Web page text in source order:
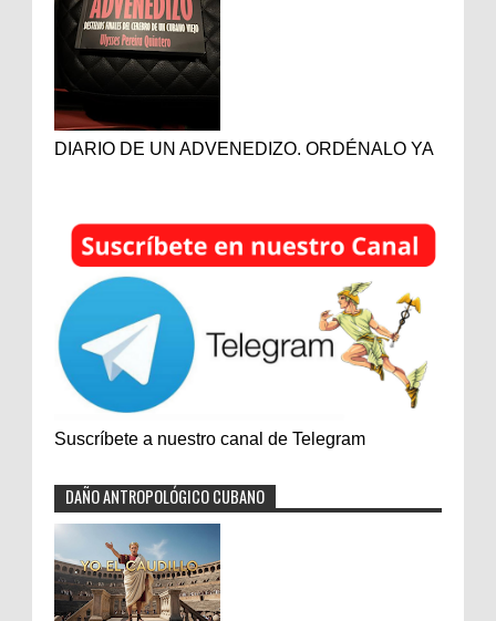
DIARIO DE UN ADVENEDIZO. ORDÉNALO YA
Suscríbete a nuestro canal de Telegram
DAÑO ANTROPOLÓGICO CUBANO